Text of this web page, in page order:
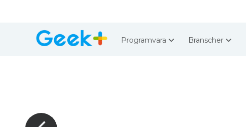
Programvara Branscher